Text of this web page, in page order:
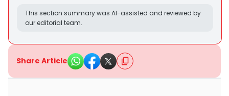
This section summary was AI-assisted and reviewed by
our editorial team.
Share Article